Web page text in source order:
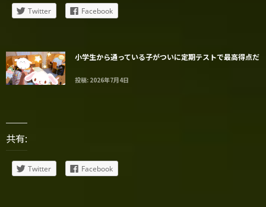
Twitter Facebook
小学生から通っている子がついに定期テストで最高得点だ
投稿: 2026年7月4日
共有:
Twitter Facebook